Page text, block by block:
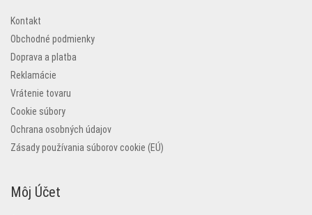
Kontakt
Obchodné podmienky
Doprava a platba
Reklamácie
Vrátenie tovaru
Cookie súbory
Ochrana osobných údajov
Zásady používania súborov cookie (EÚ)
Môj Účet